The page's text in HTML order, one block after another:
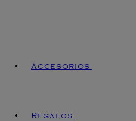
Accesorios
Regalos